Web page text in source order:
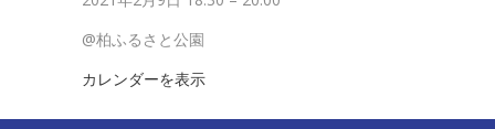
@柏ふるさと公園
カレンダーを表示